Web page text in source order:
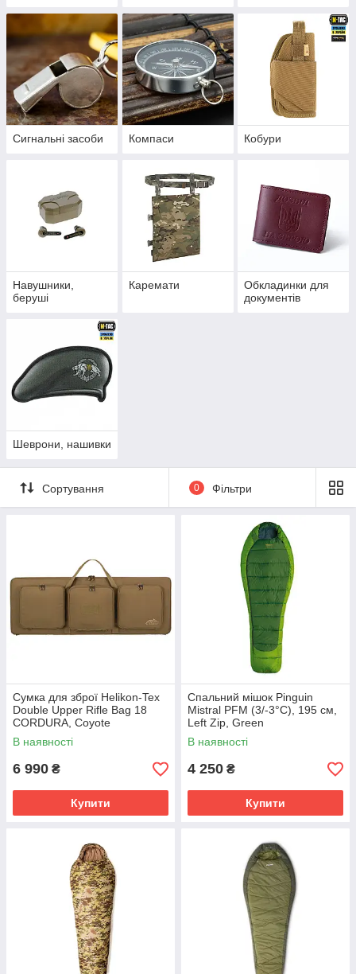
Сигнальні засоби Компаси Кобури
Навушники,
беруші
Каремати
Обкладинки для
документів
Шеврони, нашивки
Сортування 0 Фільтри
Сумка для зброї Helikon-Tex
Double Upper Rifle Bag 18
CORDURA, Coyote
В наявності
6 990 ₴
Купити
Спальний мішок Pinguin
Mistral PFM (3/-3°C), 195 см,
Left Zip, Green
В наявності
4 250 ₴
Купити